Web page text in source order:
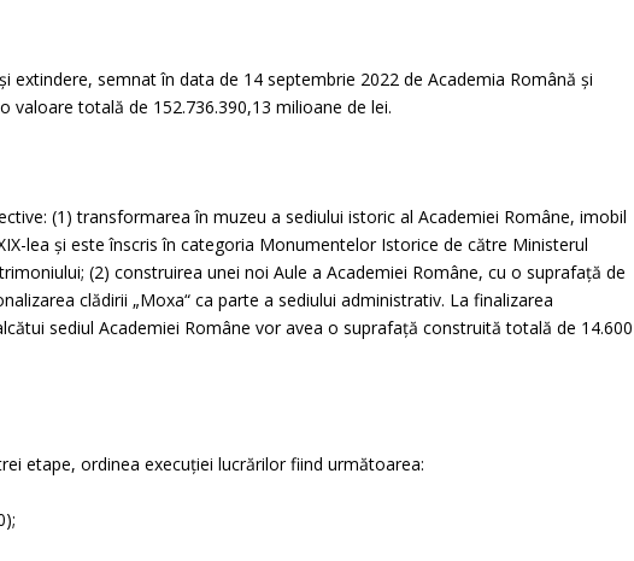
extindere, semnat în data de 14 septembrie 2022 de Academia Română și
valoare totală de 152.736.390,13 milioane de lei.
(1) transformarea în muzeu a sediului istoric al Academiei Române, imobil
lea și este înscris în categoria Monumentelor Istorice de către Ministerul
(2) construirea unei noi Aule a Academiei Române, cu o suprafață de
clădirii „Moxa“ ca parte a sediului administrativ. La finalizarea
sediul Academiei Române vor avea o suprafață construită totală de 14.600
etape, ordinea execuției lucrărilor fiind următoarea: